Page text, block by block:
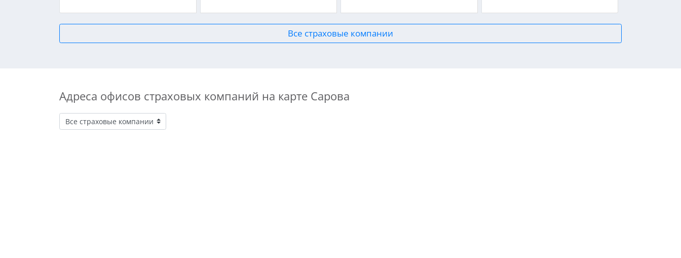
Все страховые компании
Адреса офисов страховых компаний на карте Сарова